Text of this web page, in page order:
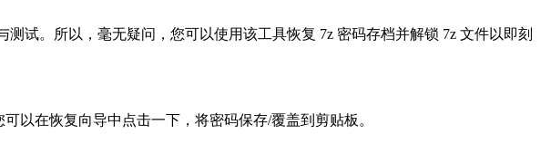
试。所以，毫无疑问，您可以使用该工具恢复 7z 密码存档并解锁 7z 文件以即刻
以在恢复向导中点击一下，将密码保存/覆盖到剪贴板。